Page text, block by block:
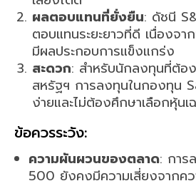
ผลตอบแทนที่ยั่งยืน: ดัชนี
ตอบแทนระยะยาวที่ดี เนื่องจ
มีผลประกอบการแข็งแกร่ง
สะดวก: สำหรับนักลงทุนที่ต้อ
สหรัฐฯ การลงทุนในกองทุน
ง่ายและไม่ต้องศึกษาเลือกหุ้นเ
ข้อควรระวัง:
ความผันผวนของตลาด: การ
500 ยังคงมีความเสี่ยงจากค